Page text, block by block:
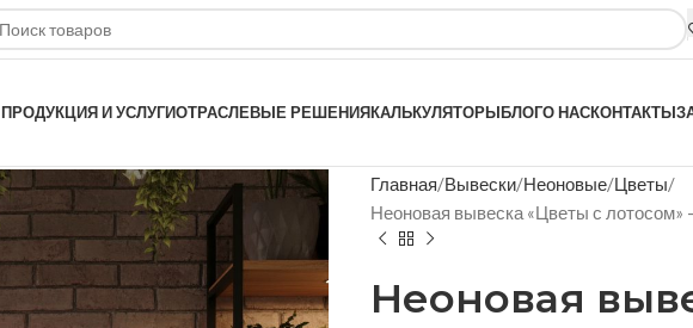
ПРОДУКЦИЯ И УСЛУГИОТРАСЛЕВЫЕ РЕШЕНИЯКАЛЬКУЛЯТОРЫБЛОГО НАСКОНТАКТЫ
Главная Вывески Неоновые Цветы
Неоновая вывеска «Цветы с лотосом»
Неоновая